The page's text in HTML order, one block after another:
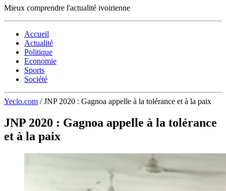
Mieux comprendre l'actualité ivoirienne
Accueil
Actualité
Politique
Economie
Sports
Société
Yeclo.com / JNP 2020 : Gagnoa appelle à la tolérance et à la paix
JNP 2020 : Gagnoa appelle à la tolérance
et à la paix